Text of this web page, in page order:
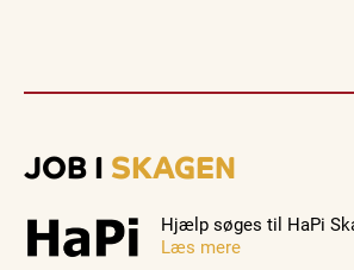
JOB I SKAGEN
Hjælp søges til HaPi
Læs mere